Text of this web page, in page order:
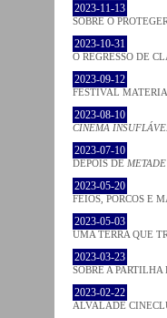
2023-11-13
SOBRE O
2023-10-31
O REGRESSO DE
2023-09-12
FESTIVAL
2023-08-10
CINEMA
2023-07-10
DEPOIS DE
2023-05-20
FEIOS, PORCOS E
2023-05-03
UMA TERRA QUE
2023-03-23
SOBRE A PARTILHA
2023-02-22
ALVALADE